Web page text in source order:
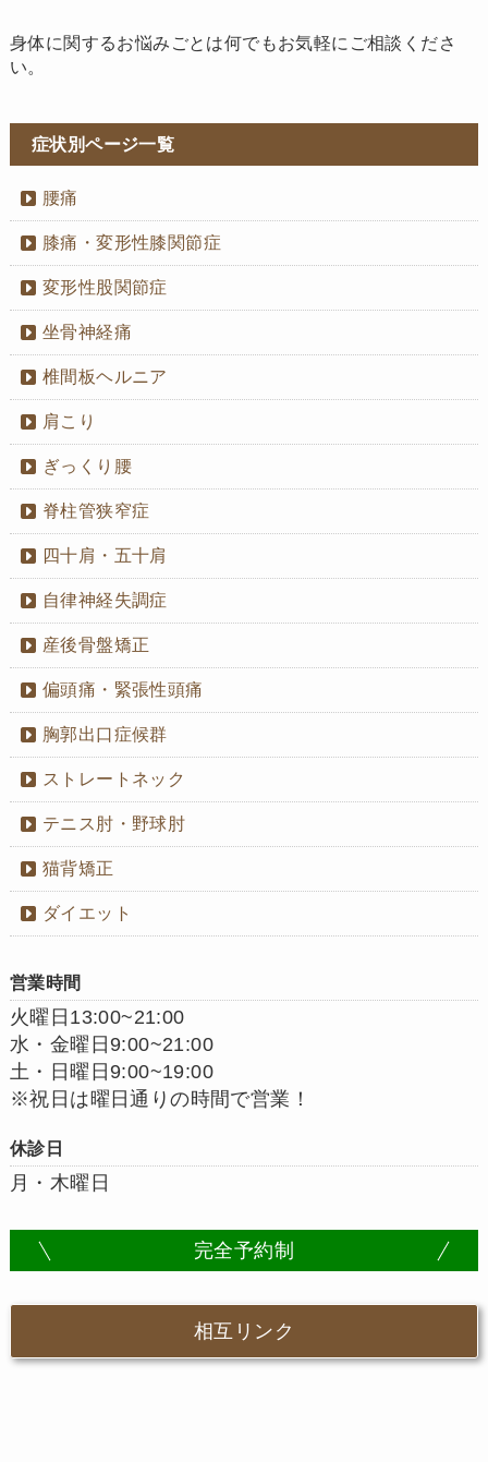
身体に関するお悩みごとは何でもお気軽にご相談くださ
い。
症状別ページ一覧
腰痛
膝痛・変形性膝関節症
変形性股関節症
坐骨神経痛
椎間板ヘルニア
肩こり
ぎっくり腰
脊柱管狭窄症
四十肩・五十肩
自律神経失調症
産後骨盤矯正
偏頭痛・緊張性頭痛
胸郭出口症候群
ストレートネック
テニス肘・野球肘
猫背矯正
ダイエット
営業時間
火曜日13:00~21:00
水・金曜日9:00~21:00
土・日曜日9:00~19:00
※祝日は曜日通りの時間で営業！
休診日
月・木曜日
完全予約制
相互リンク